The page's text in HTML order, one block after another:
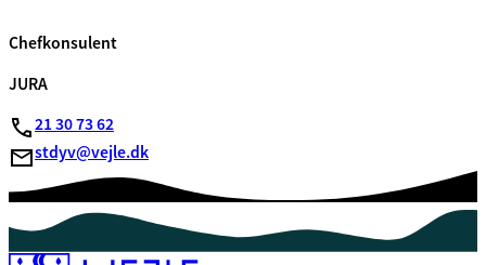
Chefkonsulent
JURA
21 30 73 62
stdyv@vejle.dk